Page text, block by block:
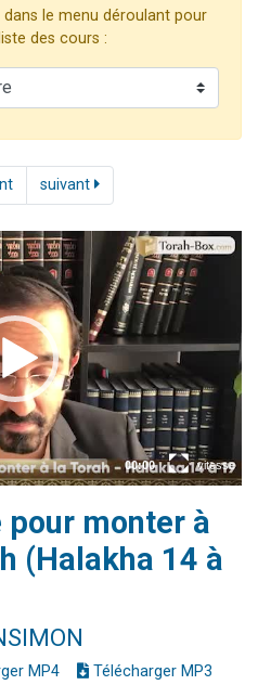
2 personnes viennent de nous rejoindre sur WhatsApp
places pour étudier en groupe sur Zoom
le menu déroulant pour
des cours :
suivant
pour monter à
(Halakha 14 à
MP4 Télécharger MP3